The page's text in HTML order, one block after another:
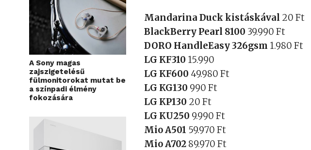
A Sony magas
zajszigetelésű
fülmonitorokat mutat be
a színpadi élmény
fokozására
Mandarina Duck kistáskával 20 Ft
BlackBerry Pearl 8100 39.990 Ft
DORO HandleEasy 326gsm 1.980 Ft
LG KF310 15.990
LG KF600 49.980 Ft
LG KG130 990 Ft
LG KP130 20 Ft
LG KU250 9.990 Ft
Mio A501 59.970 Ft
Mio A702 89.970 Ft